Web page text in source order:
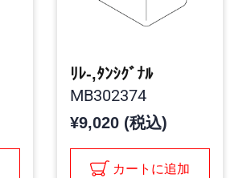
ﾘﾚ-,ﾀﾝｼｸﾞﾅﾙ
MB302374
¥9,020 (税込)
カートに追加